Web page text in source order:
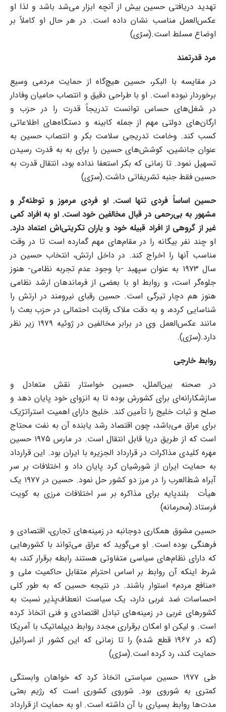
تهدید دریافتی حسین بیش از آنچه ابزار می‌شد باشد و لذا او
عکس‌العمل مناسب نشان داده است. در هر حال او کاملاً بر
اوضاع مسلط است.(سرّی)
مرد قدرتمند
در مقایسه با البکر، حسین هیچ‌گاه از حمایت مردمی وسیع
برخوردار نبوده است. او با طراحی دقیق و انتصاب حامیان وفادار
در شغل‌های حساس توانست تدریجاً قدرت را در حزب و
ارگان‌های دولتی مهم از جمله کابینه و دستگاه‌های اطلاعاتی
کسب کند. وخامت تدریجی سلامت بکر و انتصاب حسین به
عنوان جانشین، کوشش‌های حسین را برای به به قدرت رسیدن
تسهیل نمود. تا زمانی که بکر استعفا نداده بود، انتقال قدرت به
حسین فقط جنبه تشریفاتی داشت.(سرّی)
حسین اساساً فردی تنها است. او فردی مرموز و توطئه‌گر و
مشهور به بی‌رحمی در قبال مخالفین خود است. او به افراد کمی
غیر از گروهی از افراد قبیله خود و یاران تکریتی‌اش اعتماد دارد.
او چند نفر بیگانه را در مقام‌های مهم گمارده است تا در وقت
مناسب آنها را اخراج کند. در داخل ارتش، انتخاب حسین در
سال ۱۹۷۳ به عنوان سپهبد -با وجود عدم تجربه نظامی- هنوز
جلوه‌گر است، و روابط او با بعضی از فرماندهان ارشد نظامی
هنوز هم دچار تیرگی است. حسین رقبای نیرومند در ارتش را
شناسایی کرده، و به دقت ملاک رقابت احتمالی در حزب بعث را
مانند عکس‌العمل وی در برابر مخالفین در ژوئیه ۱۹۷۹ زیر نظر
دارد.(سرّی).
روابط خارجی
در صحنه بین‌الملل، حسین خواستار نقش متعادل و
سازشکارانه‌ای برای کشورش بوده تا به انزوای خود پایان دهد و
صلح و ثبات خلیج را تأمین کند. خلیج دارای اهمیت استراتژیک
برای عراق می‌باشد، چون اقتصاد رشد یابنده آن به نفت محتاج
است که از طریق دریا قابل انتقال است. در مارس ۱۹۷۵ حسین
مهره کلیدی مذاکرات در قرارداد الجزیره با ایران بود. این قرارداد
به حمایت ایران از شورشیان کرد پایان داد و اختلافات بر سر
آبراه شط‌العرب را در مرز دو کشور حل نمود. حسین در ۱۹۷۷ یک
هیأت بلندپایه برای مذاکره بر سر اختلافات مرزی به کویت
فرستاد.(محرمانه)
حسین مشوق همکاری دوجانبه در زمینه‌های تجاری، اقتصادی و
فرهنگی بوده است. او می‌گوید که عراق می‌تواند با کشورهایی
که دارای نظام‌های سیاسی متفاوتی هستند رابطه برقرار کند، به
شرط اینکه آن روابط بر اساس احترام متقابل حاکمیت ملی و
«منافع مردم» استوار باشند. در نتیجه حسین که به طور کلی
احساسات ضد غربی دارد، یک سیاست انعطاف‌پذیر نسبت به
کشورهای غربی در زمینه‌های تبادل اقتصادی و فنی اتخاذ کرده
است. و لیکن او امکان برقراری مجدد روابط دیپلماتیک با آمریکا
(که در ۱۹۶۷ قطع شده) را تا زمانی که این کشور از اسرائیل
حمایت کند، رد کرده است.(سرّی)
طی ۱۹۷۷ حسین سیاستی اتخاذ کرد که خواهان وابستگی
کمتری به شوروی بود. شوروی کشوری است که رژیم بعثی
مدت‌ها روابط بسیاری با آن داشته است. او به حمایت از قرارداد